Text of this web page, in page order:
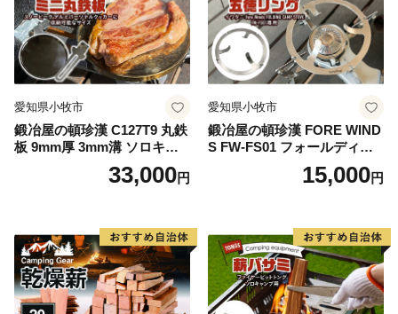
愛知県小牧市
鍛冶屋の頓珍漢 C127T9 丸鉄
板 9mm厚 3mm溝 ソロキャ
ンプ用 専用ハンドル付き ス
ノーピーク アルミパーソナ
33,000円
愛知県小牧市
鍛冶屋の頓珍漢 FORE WIND
S FW-FS01 フォールディン
グ キャンプストーブ専用 五
15,000円